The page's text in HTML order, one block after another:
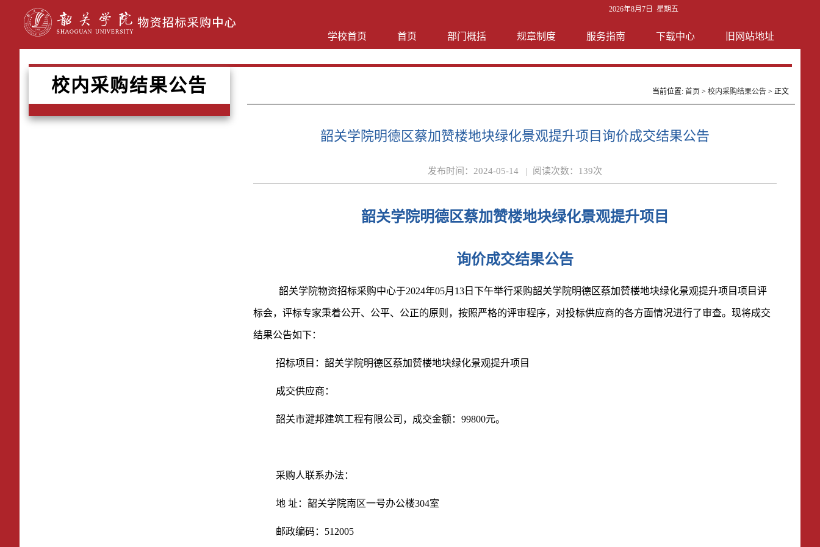
2026年8月7日 星期五
学校首页 首页 部门概括 规章制度 服务指南 下载中心 旧网站地址
校内采购结果公告 当前位置: 首页 > 校内采购结果公告> 正文
韶关学院明德区蔡加赞楼地块绿化景观提升项目询价成交结果公告
发布时间： 2024-05-14 | 阅读次数： 139次
韶关学院明德区蔡加赞楼地块绿化景观提升项目
询价成交结果公告
韶关学院物资招标采购中心于2024年05月 13 日下午举行采购韶关学院明德区蔡加赞楼地块绿化景观提升项目项目评
标会，评标专家秉着公开、公平、公正的原则，按照严格的评审程序，对投标供应商的各方面情况进行了审查。现将成交
结果公告如下：
招标项目： 韶关学院明德区蔡加赞楼地块绿化景观提升项目
成交供应商：
韶关市湕邦建筑工程有限公司 ， 成交金额： 99800元。
采购人联系办法：
地 址：韶关学院南区一号办公楼304室
邮政编码： 512005